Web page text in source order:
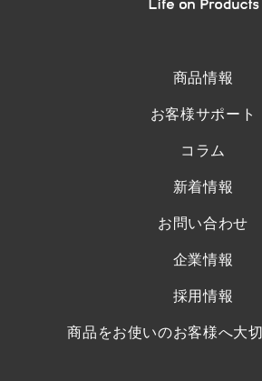
商品情報
お客様サポート
コラム
新着情報
お問い合わせ
企業情報
採用情報
商品をお使いのお客様へ大